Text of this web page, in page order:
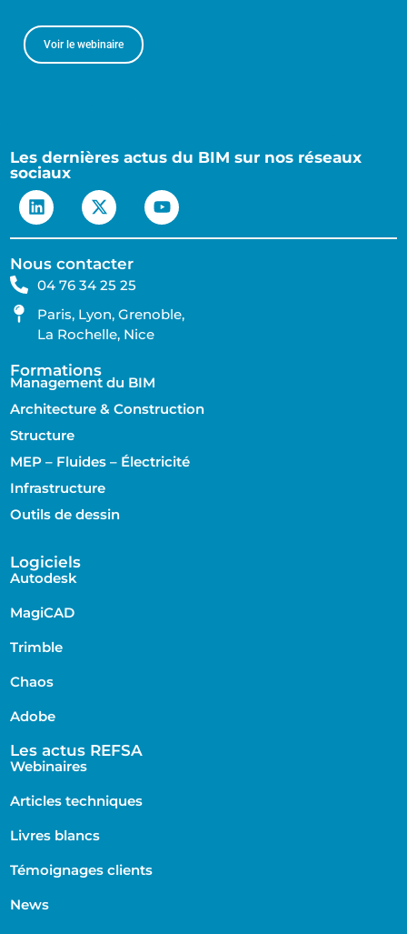
Voir le webinaire
Les dernières actus du BIM sur nos réseaux
sociaux
Nous contacter
04 76 34 25 25
Paris, Lyon, Grenoble,
La Rochelle, Nice
Formations
Management du BIM
Architecture & Construction
Structure
MEP – Fluides – Électricité
Infrastructure
Outils de dessin
Logiciels
Autodesk
MagiCAD
Trimble
Chaos
Adobe
Les actus REFSA
Webinaires
Articles techniques
Livres blancs
Témoignages clients
News